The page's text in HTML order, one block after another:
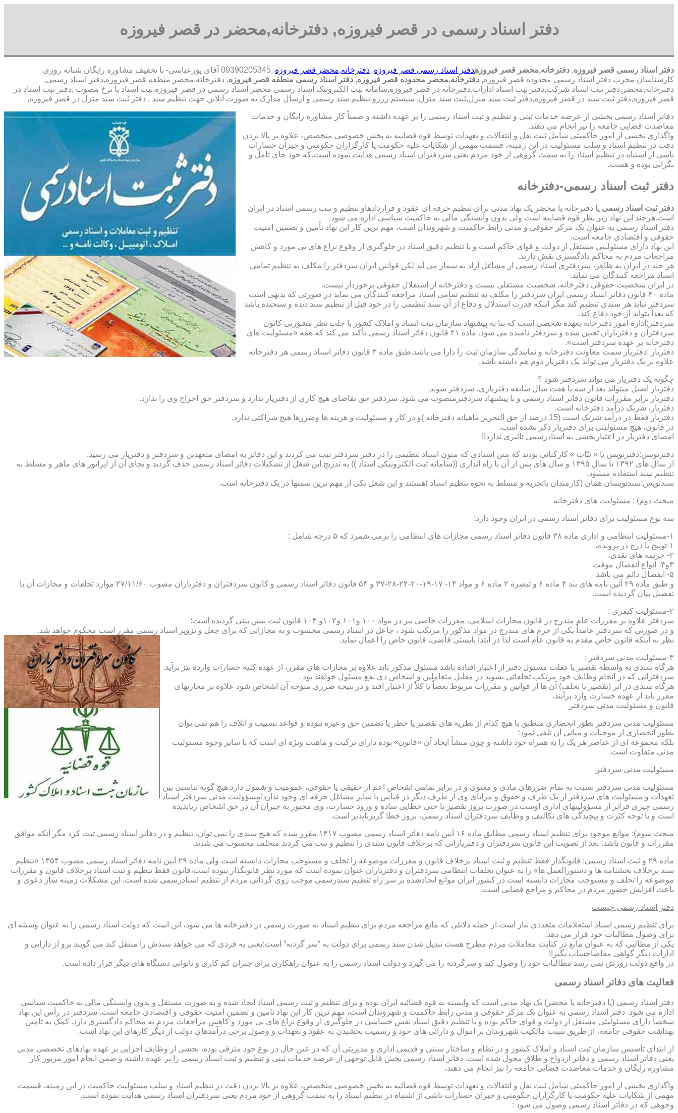
دفتر اسناد رسمی در قصر فیروزه, دفترخانه,محضر در قصر فیروزه
دفتر اسناد رسمی قصر فیروزه, دفترخانه,محضر قصر فیروزهدفتر اسناد رسمی قصر فیروزه, دفترخانه,محضر قصر فیروزه
,09390205345 آقای پورعباسی- با تخفیف مشاوره رايگان شبانه روزی
کارشناسان مجرب دفتر اسناد رسمی محدوده قصر فیروزه, دفترخانه,محضر محدوده قصر فیروزه, دفتر اسناد رسمی منطقه قصر فیروزه, دفترخانه,محضر منطقه قصر فیروزه,دفتر اسناد رسمی,
دفترخانه,محضر,دفتر ثبت اسناد شرکت,دفتر ثبت اسناد ادارات,دفترخانه در قصر فیروزه,سامانه ثبت الکترونیک اسناد رسمی محضر اسناد رسمی در قصر فیروزه,ثبت اسناد با نرخ مصوب ,دفتر ثبت اسناد در
قصر فیروزه,دفتر ثبت سند در قصر فیروزه,دفتر ثبت سند منزل,ثبت سند منزل, سیستم رزرو تنظیم سند رسمی و ارسال مدارک به صورت آنلاین جهت تنظیم سند , دفتر ثبت سند منزل در قصر فیروزه,
دفاتر اسناد رسمی بخشی از عرضه خدمات ثبتی و تنظیم و ثبت اسناد رسمی را بر عهده داشته و ضمناً کار مشاوره رایگان و خدمات
معاضدت قضایی جامعه را نیز انجام می دهند.
واگذاری بخشی از امور حاکمیتی شامل ثبت نقل و انتقالات و تعهدات توسط قوه قضاییه به بخش خصوصی متخصص، علاوه بر بالا بردن
دقت در تنظیم اسناد و سلب مسئولیت در این زمینه، قسمت مهمی از شکایات علیه حکومت یا کارگزاران حکومتی و جبران خسارات
ناشی از اشتباه در تنظیم اسناد را به سمت گروهی از خود مردم یعنی سردفتران اسناد رسمی هدایت نموده است،که خود جای تامل و
نگرانی بوده و هست.
دفتر ثبت اسناد رسمی-دفترخانه
دفتر ثبت اسناد رسمی یا دفترخانه یا محضر یک نهاد مدنی برای تنظیم حرفه ای عقود و قراردادهاو تنظیم و ثبت رسمی اسناد در ایران
است.هرچند این نهاد زیر نظر قوه قضاییه است ولی بدون وابستگی مالی به حاکمیت سیاسی اداره می شود.
دفتر اسناد رسمی به عنوان یک مرکز حقوقی و مدنی رابط حاکمیت و شهروندان است، مهم ترین کار این نهاد تأمین و تضمین امنیت
حقوقی و اقتصادی جامعه است.
این نهاد دارای مسئولیتی مستقل از دولت و قوای حاکم است و با تنظیم دقیق اسناد در جلوگیری از وقوع نزاع های بی مورد و کاهش
مراجعات مردم به محاکم دادگستری نقش دارند.
هر چند در ایران به ظاهر، سردفتری اسناد رسمی از مشاغل آزاد به شمار می آید لکن قوانین ایران سردفتر را مکلف به تنظیم تمامی
اسناد مراجعه کنندگان می نماید.
در ایران شخصیت حقوقی دفترخانه، شخصیت مستقلی نیست و دفترخانه از استقلال حقوقی برخوردار نیست.
ماده ۳۰ قانون دفاتر اسناد رسمی ایران سردفتر را مکلف به تنظیم تمامی اسناد مراجعه کنندگان می نماید در صورتی که بدیهی است
سردفتر نباید هر سندی تنظیم کند مگر اینکه قدرت استدلال و دفاع از آن سند تنظیمی را در خود قبل از تنظیم سند دیده و سنجیده باشد
که بعداً بتواند از خود دفاع کند.
سردفتر:اداره امور دفترخانه بعهده شخصی است که بنا به پیشنهاد سازمان ثبت اسناد و املاک کشور با جلب نظر مشورتی کانون
سردفتران و دفتریاران تعیین شده و سردفتر نامیده می شود. ماده ۲۱ قانون دفاتر اسناد رسمی تأکید می کند که همه «مسئولیت های
دفترخانه بر عهده سردفتر است».
دفتریار :دفتریار سمت معاونت دفترخانه و نمایندگی سازمان ثبت را دارا می باشد.طبق ماده ۳ قانون دفاتر اسناد رسمی هر دفترخانه
علاوه بر یک دفتریار می تواند یک دفتریار دوم هم داشته باشد.
چگونه یک دفتریار می تواند سردفتر شود ؟
دفتریار اصیل میتواند بعد از سه یا هفت سال سابقه دفتریاری، سردفتر شوند.
دفتریار برابر مقررات قانون دفاتر اسناد رسمی و با پیشنهاد سردفترمنصوب می شود. سردفتر حق تقاضای هیچ کاری از دفتریار ندارد و سردفتر حق اخراج وی را ندارد.
دفتریار، شریک درآمد دفترخانه است.
دفتریار فقط در درآمد شریک است (15 درصد از حق التحریر ماهیانه دفترخانه )و در کار و مسئولیت و هزینه ها وضررها هیچ شراکتی ندارد.
در قانون، هیچ مسئولیتی برای دفتریار ذکر نشده است.
امضای دفتریار در اعتباربخشی به اسنادرسمی تأثیری ندارد!!
دفترنویس:دفترنویس یا « ثبّات » کارکنانی بودند که متن اسنادی که متون اسناد تنظیمی را در دفتر سردفتر ثبت می کردند و این دفاتر به امضای متعهدین و سردفتر و دفتریار می رسید.
از سال های ۱۳۹۲ تا سال ۱۳۹۵ و سال های پس از آن با راه اندازی ((سامانه ثبت الکترونیکی اسناد )) به تدریج این شغل از تشکیلات دفاتر اسناد رسمی حذف گردید و بجای آن از اپراتور های ماهر و مسلط به
تنظیم سند استفاده میشود.
سندنویس:سندنویسان همان (کارمندان باتجربه و مسلط به نحوه تنظیم اسناد )هستند و این شغل یکی از مهم ترین سمتها در یک دفترخانه است.
مبحث دوم) : مسئولیت های دفترخانه
سه نوع مسئولیت برای دفاتر اسناد رسمی در ایران وجود دارد:
۱-مسئولیت انتظامی و اداری ماده ۳۸ قانون دفاتر اسناد رسمی مجازات های انتظامی را برمی شمرد که ۵ درجه شامل :
۱-توبیخ با درج در پرونده،
۲- جریمه های نقدی،
۳و۴- انواع انفصال موقت
۵- انفصال دائم می باشد
و طبق ماده ۲۹ آئین نامه های بند ۴ ماده ۶ و تبصره ۲ ماده ۶ و مواد ۱۴- ۱۷-۱۹-۲۰-۲۴-۲۸-۳۷ و ۵۳ قانون دفاتر اسناد رسمی و کانون سردفتران و دفتریاران مصوب ۲۷/۱۱/۶۰ موارد تخلفات و مجازات آن با
تفصیل بیان گردیده است.
۲-مسئولیت کیفری :
سردفتر علاوه بر مقررات عام مندرج در قانون مجازات اسلامی، مقررات خاصی نیز در مواد ۱۰۰ و۱۰۱ و۱۰۲و ۱۰۳ قانون ثبت پیش بینی گردیده است؛
و در صورتی که سردفتر عامداً یکی از جرم های مندرج در مواد مذکور را مرتکب شود ، جاعل در اسناد رسمی محسوب و به مجازاتی که برای جعل و تزویر اسناد رسمی مقرر است محکوم خواهد شد.
نظر به اینکه قانون خاص مقدم به قانون عام است لذا در ابتدا بایستی قاضی، قانون خاص را اعمال نماید.
۳-مسئولیت مدنی سردفتر :
هرگاه سندی به واسطه تقصیر یا غفلت مسئول دفتر از اعتبار افتاده باشد مسئول مذکور باید علاوه بر مجازات های مقرر، از عهده کلیه خسارات وارده نیز برآید.
سردفترانی که در انجام وظایف خود مرتکب تخلفاتی بشوند در مقابل متعاملین و اشخاص ذی نفع مسئول خواهند بود .
هرگاه سندی در اثر (تقصیر یا تخلف) آن ها از قوانین و مقررات مربوط بعضاً یا کلاً از اعتبار افتد و در نتیجه ضرری متوجه آن اشخاص شود علاوه بر مجازتهای
مقرر باید از عهده خسارت وارد برآیند.
قانون و مسئولیت مدنی سردفتر
مسئولیت مدنی سردفتر بطور انحصاری منطبق با هیچ کدام از نظریه های تقصیر یا خطر یا تضمین حق و غیره نبوده و قواعد تسبیب و اتلاف را هم نمی توان
بطور انحصاری از موجبات و مبانی آن تلقی نمود؛
بلکه مجموعه ای از عناصر هر یک را به همراه خود داشته و چون منشأ ایجاد آن «قانون» بوده دارای ترکیب و ماهیت ویژه ای است که با سایر وجوه مسئولیت
مدنی متفاوت است.
مسئولیت مدنی سردفتر
مسئولیت مدنی سردفتر نسبت به تمام ضررهای مادی و معنوی و در برابر تمامی اشخاص اعم از حقیقی یا حقوقی، عمومیت و شمول دارد.هیچ گونه تناسبی بین
تعهدات و مسئولیت های سردفتر از یک طرف و حقوق و مزایای وی از طرف دیگر در قیاس با سایر مشاغل حرفه ای وجود ندارد!مسؤولیت مدنی سردفتر اسناد
رسمی چیزی فراتر از مسؤولیتهای اداری اوست.در صورت بروز تقصیر یا حتی خطایی ساده و ورود خسارت، وی مجبور به جبران آن در حق اشخاص زیاندیده
است و با توجه کثرت و پیچیدگی های تکالیف و وظایف سردفتران اسناد رسمی، بروز خطا گریزناپذیر است.
مبحث سوم): موانع موجود برای تنظیم اسناد رسمی مطابق ماده ۱۶ آیین نامه دفاتر اسناد رسمی مصوب ۱۳۱۷ مقرر شده که هیچ سندی را نمی توان، تنظیم و در دفاتر اسناد رسمی ثبت کرد مگر آنکه موافق
مقررات و قانون باشد، بعد از تصویب این قانون سردفتران و دفتریارانی که برخلاف قانون سندی را تنظیم و ثبت می کردند متخلف محسوب می شدند.
ماده ۲۹ و ثبت اسناد رسمی: قانونگذار فقط تنظیم و ثبت اسناد برخلاف قانون و مقررات موضوعه را تخلف و مستوجب مجازات دانسته است ولی ماده ۲۹ آیین نامه دفاتر اسناد رسمی مصوب ۱۳۵۴ «تنظیم
سند برخلاف بخشنامه ها و دستورالعمل ها» را به عنوان تخلفات انتظامی سردفتران و دفتریاران عنوان نموده است که مورد نظر قانونگذار نبوده است،قانون فقط تنظیم و ثبت اسناد برخلاف قانون و مقررات
موضوعه را تخلف و مستوجب مجازات دانسته است.در کشور ایران موانع ایجادشده بر سر راه تنظیم سندرسمی موجب روی گردانی مردم از تنظیم اسنادرسمی شده است. این مشکلات زمینه ساز دعوی و
باعث افزایش حضور مردم در محاکم و مراجع قضایی است.
دفتر اسناد رسمی چیست
برای تنظیم رسمی اسناد استعلامات متعددی نیاز است.از جمله دلایلی که مانع مراجعه مردم برای تنظیم اسناد به صورت رسمی در دفترخانه ها می شود، این است که دولت اسناد رسمی را به عنوان وسیله ای
برای وصول مطالبات خود قرار می دهد.
یکی از مطالبی که به عنوان مانع در کتابت معاملات مردم مطرح هست تبدیل شدن سند رسمی برای دولت به “سر گردنه” است؛یعنی به فردی که می خواهد سندش را منتقل کند می گویند برو از دارایی و
ادارات دیگر گواهی مفاصاحساب بگیر!!
در واقع دولت زورش نمی رسد مطالبات خود را وصول کند و سرگردنه را می گیرد و دولت اسناد رسمی را به عنوان راهکاری برای جبران کم کاری و ناتوانی دستگاه های دیگر قرار داده است.
فعالیت های دفاتر اسناد رسمی
دفتر اسناد رسمی (یا دفترخانه یا محضر) یک نهاد مدنی است که وابسته به قوه قضائیه ایران بوده و برای تنظیم و ثبت رسمی اسناد ایجاد شده و به صورت مستقل و بدون وابستگی مالی به حاکمیت سیاسی
اداره می شود. دفتر اسناد رسمی به عنوان یک مرکز حقوقی و مدنی رابط حاکمیت و شهروندان است، مهم ترین کار این نهاد تامین و تضمین امنیت حقوقی و اقتصادی جامعه است. سردفتر در رأس این نهاد
شخصاً دارای مسئولیتی مستقل از دولت و قوای حاکم بوده و با تنظیم دقیق اسناد نقش حساسی در جلوگیری از وقوع نزاع های بی مورد و کاهش مراجعات مردم به محاکم دادگستری دارد. کمک به تامین
بهداشت حقوقی جامعه، از طریق تثبیت مالکیت شهروندان بر اموال و دارائی های خود و رسمیت بخشیدن به عقود و تعهدات و وصول برخی درآمدهای دولت از دیگر کارهای این نهاد است.
از ابتدای تأسیس سازمان ثبت اسناد و املاک کشور و در نظام و ساختار سنتی و قدیمی اداری و مدیریتی آن که در عین حال در نوع خود مترقی بوده، بخشی از وظایف اجرایی بر عهده نهادهای تخصصی مدنی
یعنی دفاتر اسناد رسمی و دفاتر ازدواج و طلاق محول شده است. دفاتر اسناد رسمی بخش قابل توجهی از عرضه خدمات ثبتی و تنظیم و ثبت اسناد رسمی را بر عهده داشته و ضمن انجام امور مزبور کار
مشاوره رایگان و خدمات معاضدت قضایی جامعه را نیز انجام می دهند،
واگذاری بخشی از امور حاکمیتی شامل ثبت نقل و انتقالات و تعهدات توسط قوه قضائیه به بخش خصوصی متخصص، علاوه بر بالا بردن دقت در تنظیم اسناد و سلب مسئولیت حاکمیت در این زمینه، قسمت
مهمی از شکایات علیه حکومت یا کارگزاران حکومتی و جبران خسارات ناشی از اشتباه در تنظیم اسناد را به سمت گروهی از خود مردم یعنی سردفتران اسناد رسمی هدایت نموده است.
وجوهی که در دفاتر اسناد رسمی وصول می شود :